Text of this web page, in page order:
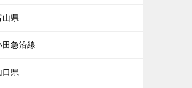
山県
田急沿線
口県